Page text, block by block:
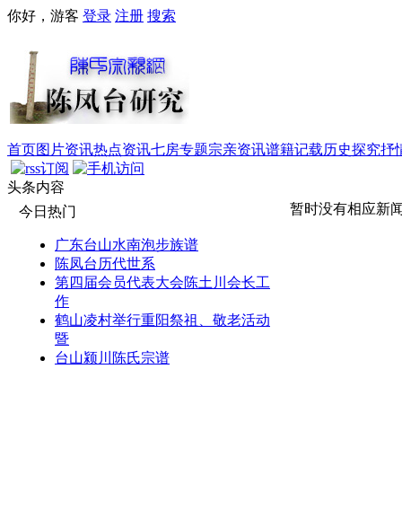
你好，游客 登录 注册 搜索
首页图片资讯热点资讯七房专题宗亲资讯谱籍记载历史探究抒
头条内容
今日热门
广东台山水南泡步族谱
陈凤台历代世系
第四届会员代表大会陈土川会长工
作
鹤山凌村举行重阳祭祖、敬老活动
暨
台山颍川陈氏宗谱
暂时没有相应新